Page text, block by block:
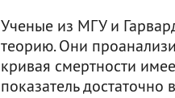
Ученые из МГУ и
теорию. Они
кривая смертности
показатель